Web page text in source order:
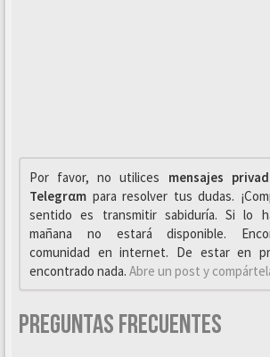
Por favor, no utilices mensajes
Telegrαm para resolver tus dudas.
sentido es transmitir sabiduría. Si lo
mañana no estará disponible.
comunidad en internet. De estar en
encontrado nada. Abre un post y
Preguntas Frecuentes